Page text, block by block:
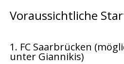
Voraussichtliche
1. FC Saarbrücken
unter Giannikis)